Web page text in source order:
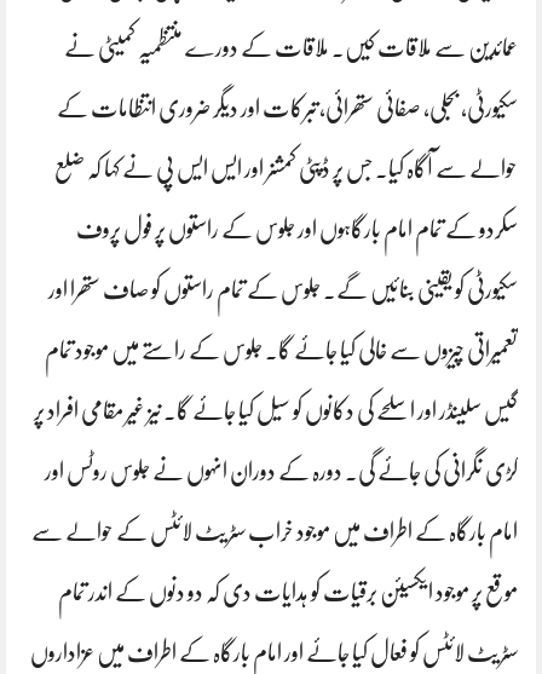
عمائدین سے ملاقات کیں۔ ملاقات کے دورے منتظمیہ کمیٹی نے
سکیورٹی، بجلی، صفائی ستھرائی، تبرکات اور دیگر ضروری انتظامات کے
حوالے سے آگاہ کیا۔ جس پر ڈپٹی کمشنر اور ایس ایس پی نے کہا کہ ضلع
سکردو کے تمام امام بارگاہوں اور جلوس کے راستوں پر فول پروف
سکیورٹی کو یقینی بنائیں گے۔ جلوس کے تمام راستوں کو صاف ستھرا اور
تعمیراتی چیزوں سے خالی کیا جائے گا۔ جلوس کے راستے میں موجود تمام
گیس سلینڈر اور اسلحے کی دکانوں کو سیل کیا جائے گا۔ نیز غیر مقامی افراد پر
کڑی نگرانی کی جائے گی۔ دورہ کے دوران انہوں نے جلوس روٹس اور
امام بارگاہ کے اطراف میں موجود خراب سٹریٹ لائٹس کے حوالے سے
موقع پر موجود ایکسیئن برقیات کو ہدایات دی کہ دو دنوں کے اندر تمام
سٹریٹ لائٹس کو فعال کیا جائے اور امام بارگاہ کے اطراف میں عزاداروں